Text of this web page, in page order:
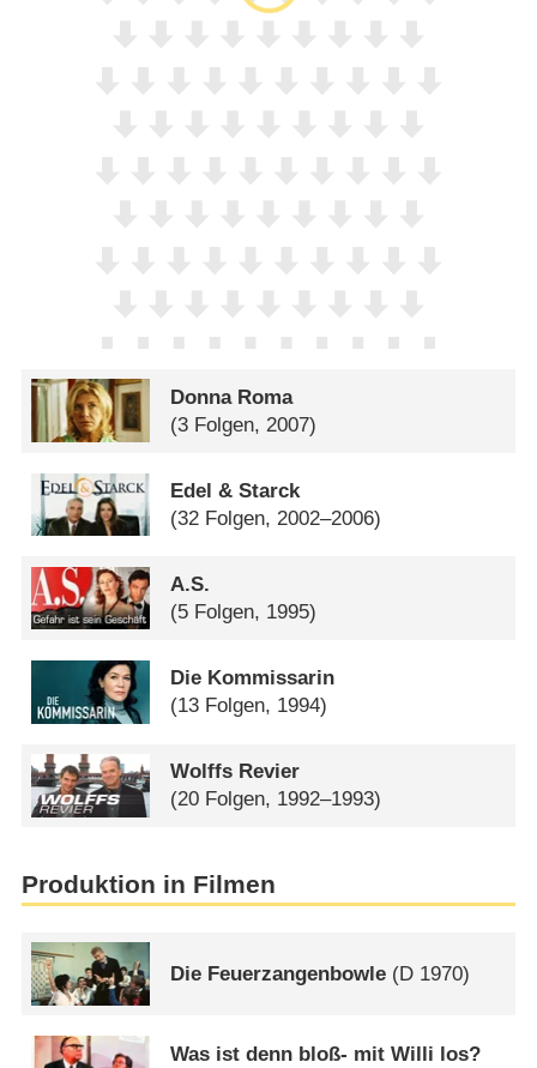
Donna Roma
(3 Folgen, 2007)
Edel & Starck
(32 Folgen, 2002–2006)
A.S.
(5 Folgen, 1995)
Die Kommissarin
(13 Folgen, 1994)
Wolffs Revier
(20 Folgen, 1992–1993)
Produktion in Filmen
Die Feuerzangenbowle (D 1970)
Was ist denn bloß- mit Willi los?